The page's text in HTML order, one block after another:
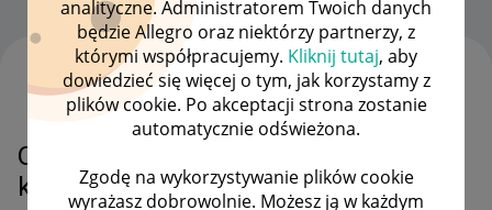
analityczne. Administratorem Twoich danych
będzie Allegro oraz niektórzy partnerzy, z
którymi współpracujemy. Kliknij tutaj, aby
dowiedzieć się więcej o tym, jak korzystamy z
plików cookie. Po akceptacji strona zostanie
automatycznie odświeżona.
Zgodę na wykorzystywanie plików cookie
wyrażasz dobrowolnie. Możesz ją w każdym
OPCJE
Od kilku lat mam zablokowane
konto, jak je odblokować?
WSZYSTKIE TEMATY